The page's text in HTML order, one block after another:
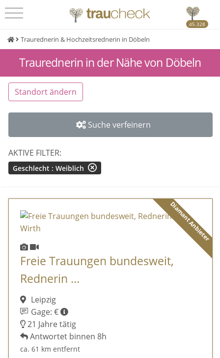
45.328
Traurednerin & Hochzeitsrednerin in Döbeln
Traurednerin in der Nähe von Döbeln
Standort ändern
Suche verfeinern
AKTIVE FILTER:
Geschlecht : Weiblich
Diamant Anbieter
Freie Trauungen bundesweit,
Rednerin ...
Leipzig
Gage: €
21 Jahre tätig
Antwortet binnen 8h
ca. 61 km entfernt